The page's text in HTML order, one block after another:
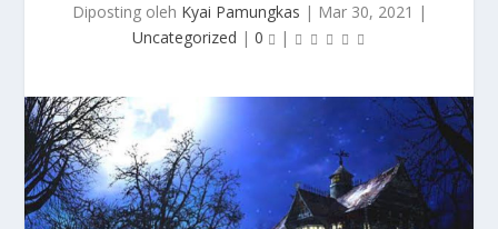
Diposting oleh Kyai Pamungkas | Mar 30, 2021 |
Uncategorized | 0 |